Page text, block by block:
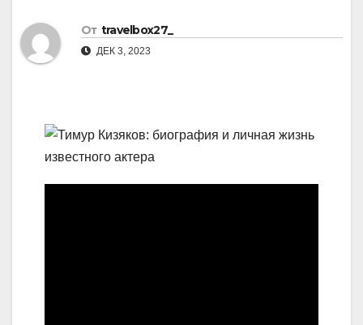
От travelbox27_
ДЕК 3, 2023